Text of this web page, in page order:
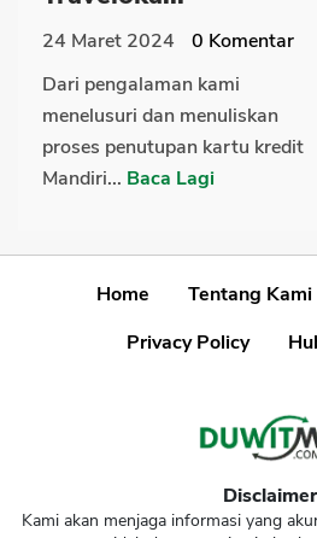
24 Maret 2024 0 Komentar
Dari pengalaman kami
menelusuri dan menuliskan
proses penutupan kartu kredit
Mandiri... Baca Lagi
Home Tentang Kami
Privacy Policy
Disclaimer
Kami akan menjaga informasi yang